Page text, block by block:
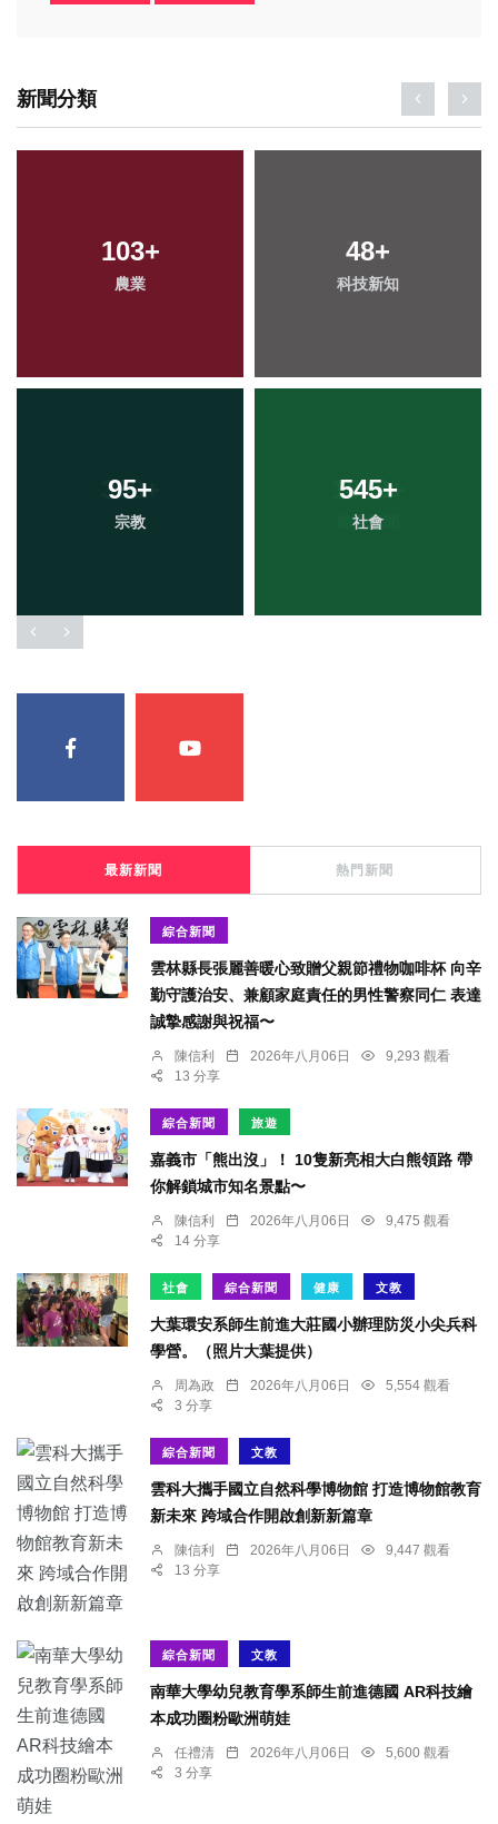
新聞分類
103+
農業
48+
科技新知
95+
宗教
545+
社會
最新新聞 熱門新聞
綜合新聞
雲林縣長張麗善暖心致贈父親節禮物咖啡杯 向辛
勤守護治安、兼顧家庭責任的男性警察同仁 表達
誠摯感謝與祝福〜
陳信利 2026年八月06日
9,293 觀看
13 分享
綜合新聞 旅遊
嘉義市「熊出沒」！ 10隻新亮相大白熊領路 帶
你解鎖城市知名景點〜
陳信利 2026年八月06日
9,475 觀看
14 分享
社會 綜合新聞 健康 文教
大葉環安系師生前進大莊國小辦理防災小尖兵科
學營。（照片大葉提供）
周為政 2026年八月06日
5,554 觀看
3 分享
綜合新聞 文教
雲科大攜手國立自然科學博物館 打造博物館教育
新未來 跨域合作開啟創新新篇章
陳信利 2026年八月06日
9,447 觀看
13 分享
綜合新聞 文教
南華大學幼兒教育學系師生前進德國 AR科技繪
本成功圈粉歐洲萌娃
任禮清 2026年八月06日
5,600 觀看
3 分享